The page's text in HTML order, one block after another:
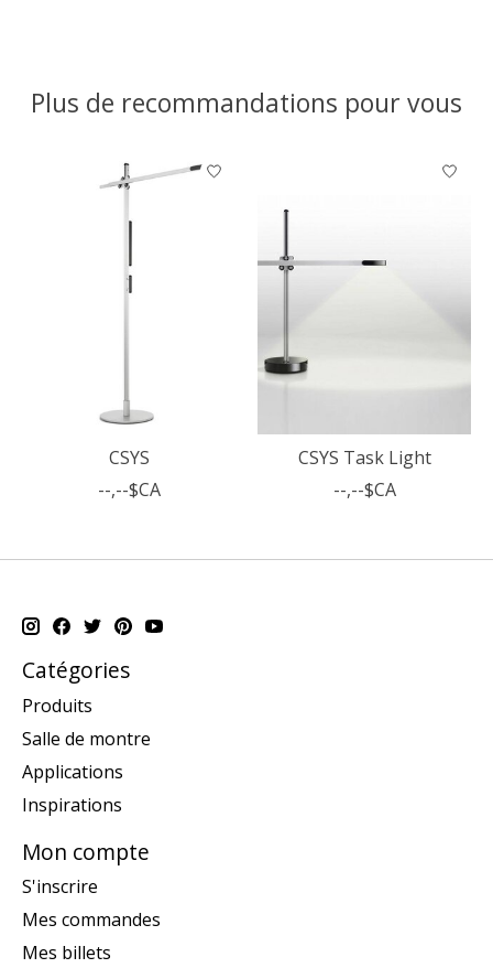
Plus de recommandations pour vous
Articles du carrousel de produits
CSYS
--,--$CA
CSYS Task Light
--,--$CA
Catégories
Produits
Salle de montre
Applications
Inspirations
Mon compte
S'inscrire
Mes commandes
Mes billets